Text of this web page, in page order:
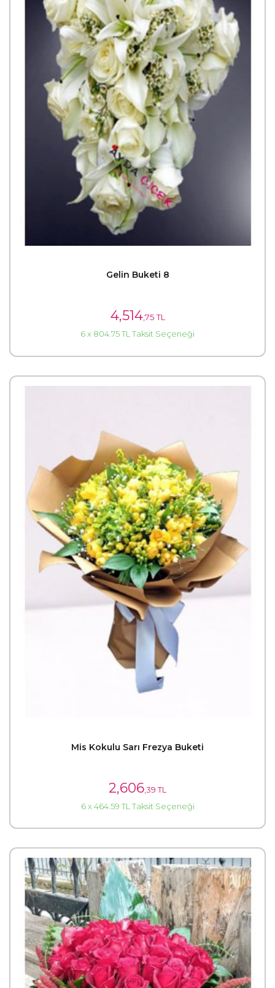
Gelin Buketi 8
4,514,75 TL
6 x 804.75 TL Taksit Seçeneği
Mis Kokulu Sarı Frezya Buketi
2,606,39 TL
6 x 464.59 TL Taksit Seçeneği